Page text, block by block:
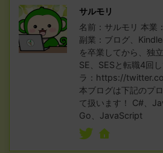
サルモリ
名前：サルモリ 本業
副業：ブログ、
を卒業してから、独
SE、SESと転職4回
ラ：https://
本ブログは下記のプ
て扱います！ C#、
Go、JavaScript